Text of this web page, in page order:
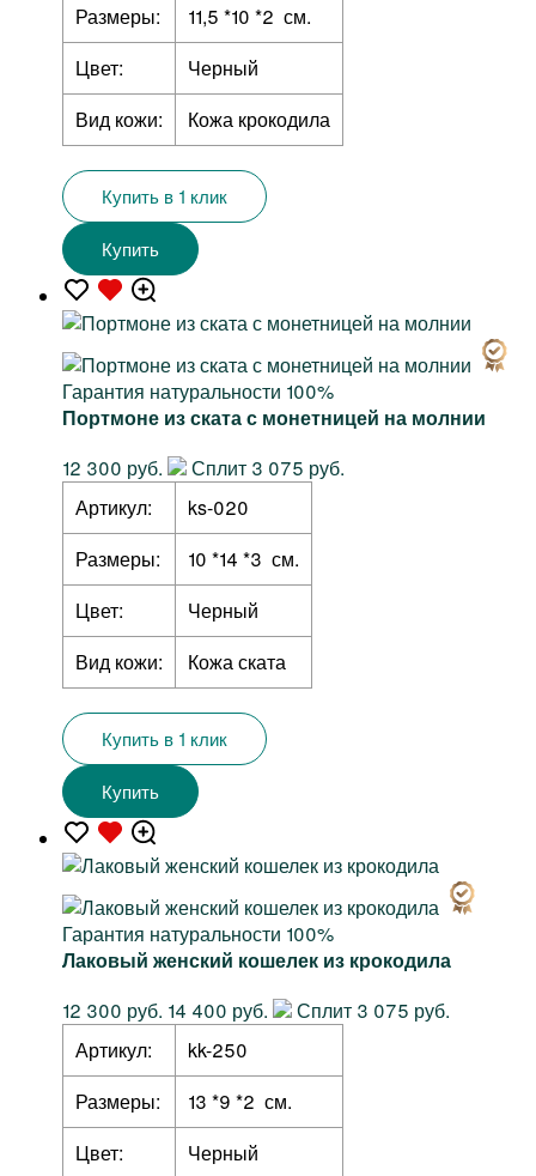
Размеры:
11,5 *10 *2 см.
Цвет:
Черный
Вид кожи:
Кожа крокодила
Купить в 1 клик
Купить
Гарантия натуральности 100%
Портмоне из ската с монетницей на молнии
12 300 руб.
Сплит 3 075 руб.
Артикул:
ks-020
Размеры:
10 *14 *3 см.
Цвет:
Черный
Вид кожи:
Кожа ската
Купить в 1 клик
Купить
Гарантия натуральности 100%
Лаковый женский кошелек из крокодила
12 300 руб. 14 400 руб.
Сплит 3 075 руб.
Артикул:
kk-250
Размеры:
13 *9 *2 см.
Цвет:
Черный